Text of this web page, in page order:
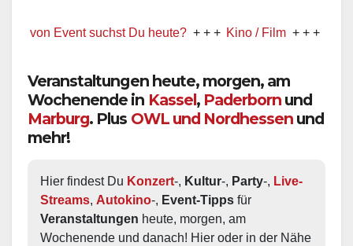
Event suchst Du heute? + + + Kino / Film + + + Ww
Veranstaltungen heute, morgen, am
Wochenende in Kassel, Paderborn und
Marburg. Plus OWL und Nordhessen und
mehr!
Hier findest Du Konzert-, Kultur-, Party-, Live-
Streams, Autokino-, Event-Tipps
Veranstaltungen heute, morgen, am
Wochenende und danach! Hier oder in der Nähe